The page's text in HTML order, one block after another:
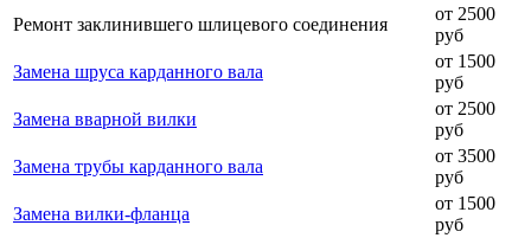
Ремонт заклинившего шлицевого соединения
от 2500
руб
Замена шруса карданного вала
от 1500
руб
Замена вварной вилки
от 2500
руб
Замена трубы карданного вала
от 3500
руб
Замена вилки-фланца
от 1500
руб